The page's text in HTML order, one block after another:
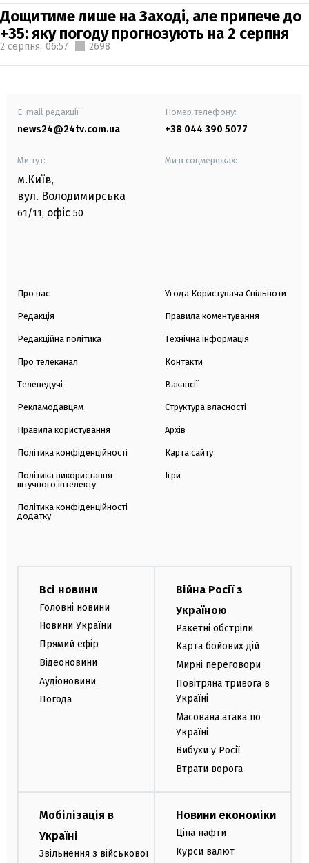
Дощитиме лише на Заході, але припече до
+35: яку погоду прогнозують на 2 серпня
2 серпня, 06:57 2698
E-mail редакції
news24@24tv.com.ua
Номер телефону:
+38 044 390 5077
Ми тут:
м.Київ,
вул. Володимирська
61/11, офіс 50
Ми в соцмережах:
Про нас
Редакція
Редакційна політика
Про телеканал
Телеведучі
Рекламодавцям
Правила користування
Політика конфіденційності
Політика використання
штучного інтелекту
Політика конфіденційності
додатку
Угода Користувача Спільноти
Правила коментування
Технічна інформація
Контакти
Вакансії
Структура власності
Архів
Карта сайту
Ігри
Всі новини
Головні новини
Новини України
Прямий ефір
Відеоновини
Аудіоновини
Погода
Війна Росії з
Україною
Ракетні обстріли
Карта бойових дій
Мирні переговори
Повітряна тривога в
Україні
Масована атака по
Україні
Вибухи у Росії
Втрати ворога
Мобілізація в
Україні
Звільнення з військової
Новини економіки
Ціна нафти
Курси валют